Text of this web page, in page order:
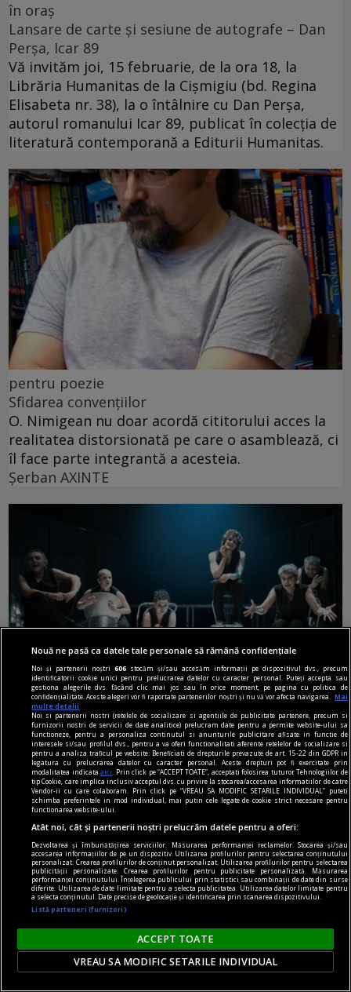
în oraș
Lansare de carte și sesiune de autografe – Dan
Perșa, Icar 89
Vă invităm joi, 15 februarie, de la ora 18, la
Librăria Humanitas de la Cişmigiu (bd. Regina
Elisabeta nr. 38), la o întâlnire cu Dan Perșa,
autorul romanului Icar 89, publicat în colecția de
literatură contemporană a Editurii Humanitas.
pentru poezie
Sfidarea convențiilor
O. Nimigean nu doar acordă cititorului acces la
realitatea distorsionată pe care o asamblează, ci
îl face parte integrantă a acesteia.
Şerban AXINTE
rosencrantz & co.
Teatru de cartier
Dorința de a surprinde tabloul social în
complexitatea lui, cu toate conexiunile dintre
fenomene, are însă și un revers.
Oana STOICA
Nouă ne pasă ca datele tale personale să rămână confidențiale
Noi și partenerii noștri606 stocăm și/sau accesăm informații pe dispozitivul dvs., precum
identificatorii cookie unici pentru prelucrarea datelor cu caracter personal. Puteți accepta sau
gestiona alegerile dvs. făcând clic mai jos sau în orice moment, pe pagina cu politica de
confidențialitate. Aceste alegeri vor fi raportate partenerilor noștri și nu vă vor afecta navigarea.
Mai
multe detalii
Noi si partenerii nostri (retelele de socializare si agentiile de publicitate partenere, precum si
furnizorii nostri de servicii de date analitice) prelucram date pentru a permite website-ului sa
functioneze, pentru a personaliza continutul si anunturile publicitare afisate in functie de
interesele si/sau profilul dvs., pentru a va oferi functionalitati aferente retelelor de socializare si
pentru a analiza traficul pe website. Beneficiati de drepturile prevazute de art. 15-22 din GDPR in
legatura cu prelucrarea datelor cu caracter personal. Aceste drepturi pot fi exercitate prin
modalitatea indicataaici
. Prin click pe “ACCEPT TOATE”, acceptati folosirea tuturor Tehnologiilor de
tip Cookie, care implica inclusiv acceptul dvs. cu privire la stocarea/accesarea informatiilor de catre
Vendor-ii cu care colaboram. Prin click pe “VREAU SA MODIFIC SETARILE INDIVIDUAL” puteti
schimba preferintele in mod individual, mai putin cele legate de cookie strict necesare pentru
functionarea website-ului.
Atât noi, cât și partenerii noștri prelucrăm datele pentru a oferi:
Dezvoltarea și îmbunătățirea serviciilor. Măsurarea performanței reclamelor. Stocarea și/sau
accesarea informațiilor de pe un dispozitiv. Utilizarea profilurilor pentru selectarea conținutului
personalizat. Crearea profilurilor de conținut personalizat. Utilizarea profilurilor pentru selectarea
publicității personalizate. Crearea profilurilor pentru publicitate personalizată. Măsurarea
performanței conținutului. Înțelegerea publicului prin statistici sau combinații de date din surse
diferite. Utilizarea de date limitate pentru a selecta publicitatea. Utilizarea datelor limitate pentru
a selecta conținutul. Date precise de geolocație și identificarea prin scanarea dispozitivului.
Listă parteneri (furnizori)
ACCEPT TOATE
VREAU SA MODIFIC SETARILE INDIVIDUAL